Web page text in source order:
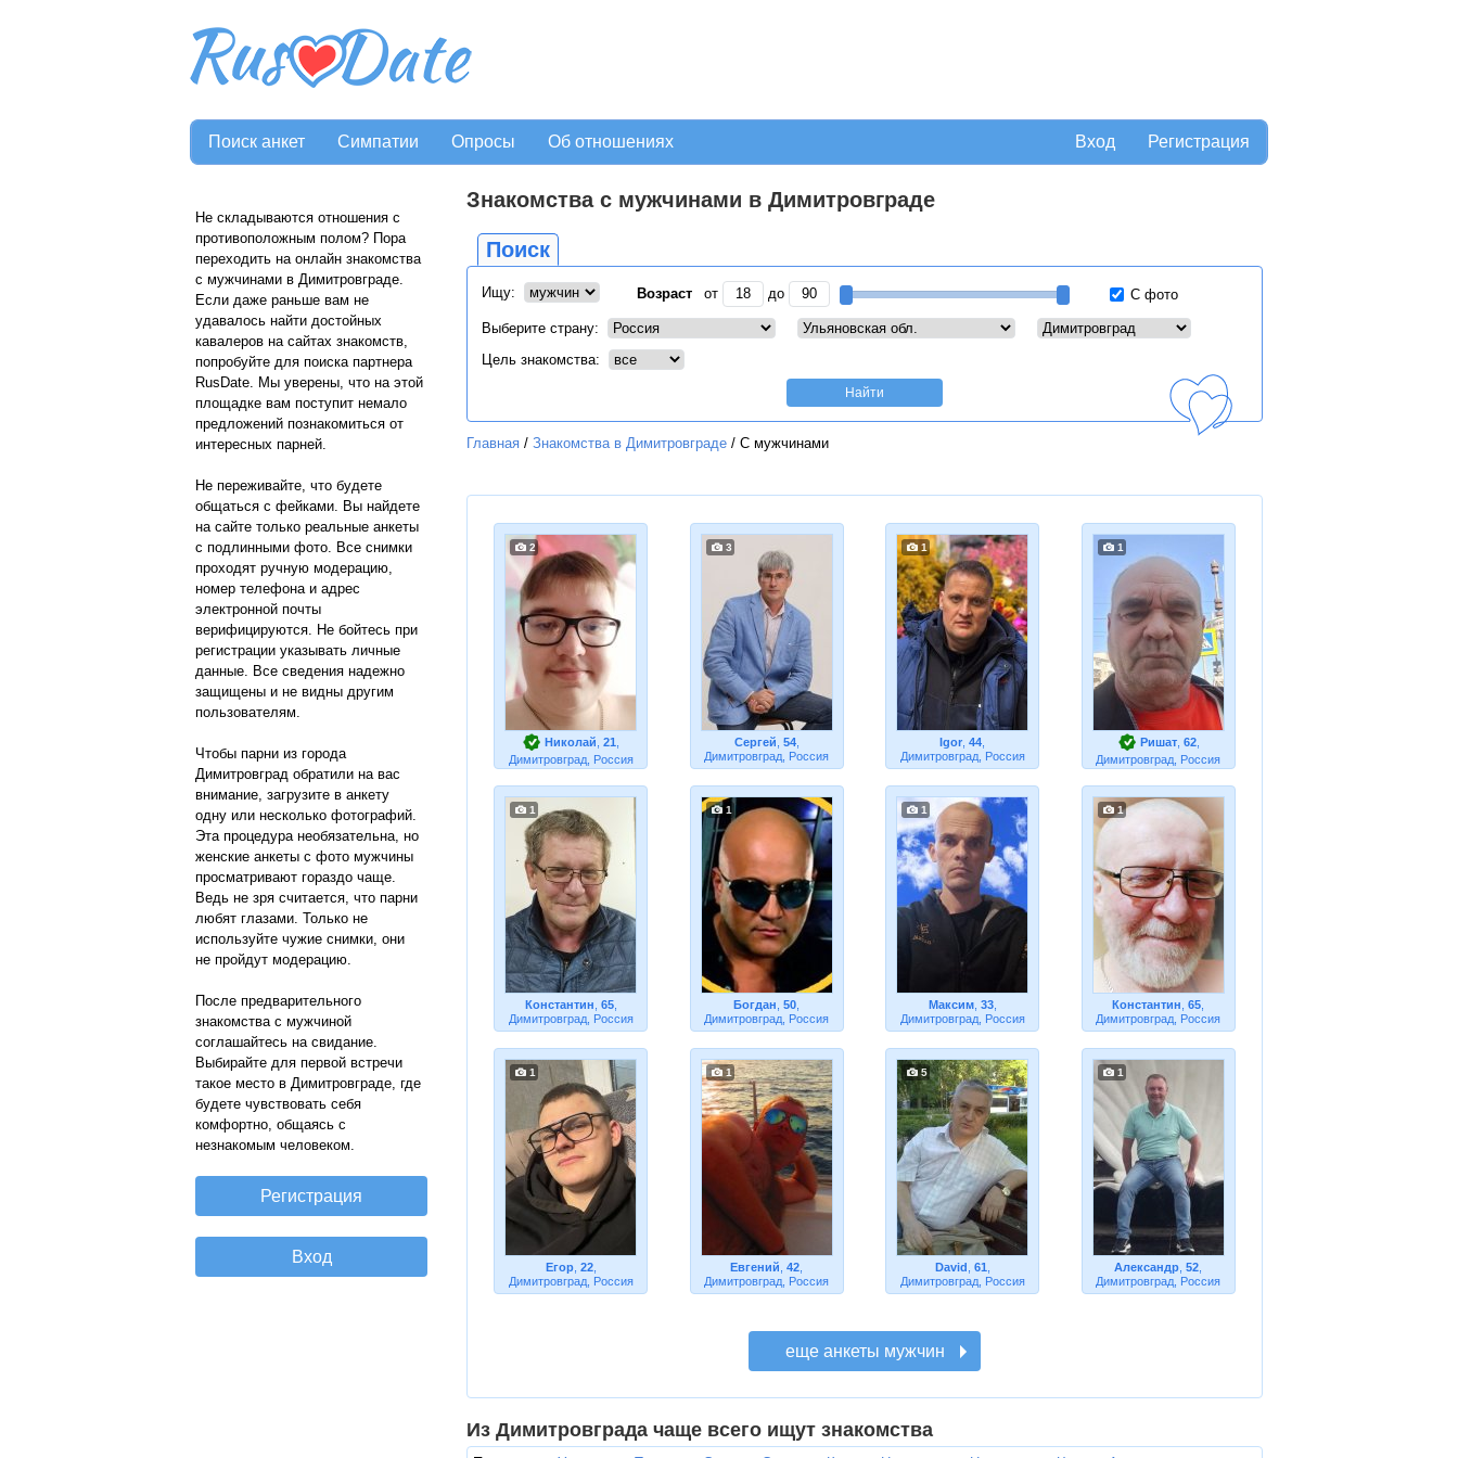
Поиск анкет Симпатии Опросы Об отношениях Регистрация
Вход
Не складываются отношения с
противоположным полом? Пора
переходить на онлайн знакомства
с мужчинами в Димитровграде.
Если даже раньше вам не
удавалось найти достойных
кавалеров на сайтах знакомств,
попробуйте для поиска партнера
RusDate. Мы уверены, что на этой
площадке вам поступит немало
предложений познакомиться от
интересных парней.
Не переживайте, что будете
общаться с фейками. Вы найдете
на сайте только реальные анкеты
с подлинными фото. Все снимки
проходят ручную модерацию,
номер телефона и адрес
электронной почты
верифицируются. Не бойтесь при
регистрации указывать личные
данные. Все сведения надежно
защищены и не видны другим
пользователям.
Чтобы парни из города
Димитровград обратили на вас
внимание, загрузите в анкету
одну или несколько фотографий.
Эта процедура необязательна, но
женские анкеты с фото мужчины
просматривают гораздо чаще.
Ведь не зря считается, что парни
любят глазами. Только не
используйте чужие снимки, они
не пройдут модерацию.
После предварительного
знакомства с мужчиной
соглашайтесь на свидание.
Выбирайте для первой встречи
такое место в Димитровграде, где
будете чувствовать себя
комфортно, общаясь с
незнакомым человеком.
Знакомства с мужчинами в Димитровграде
Поиск
Ищу: Возраст от до С фото
Выберите страну:
Цель знакомства:
Главная / Знакомства в Димитровграде / С мужчинами
2
Николай ,21
Димитровград, Россия
3
Сергей 54,
Димитровград, Россия
1
Igor ,44
Димитровград, Россия
1
Ришат, 62,
Димитровград, Россия
1
Константин 65,
Димитровград, Россия
1
Богдан ,50
Димитровград, Россия
1
Максим, 33,
Димитровград, Россия
1
Константин ,65
Димитровград, Россия
1
Егор, 22,
Димитровград, Россия
1
Евгений ,42
Димитровград, Россия
5
David 61
Димитровград, Россия
1
Александр ,52
Димитровград, Россия
Из Димитровграда чаще всего ищут знакомства